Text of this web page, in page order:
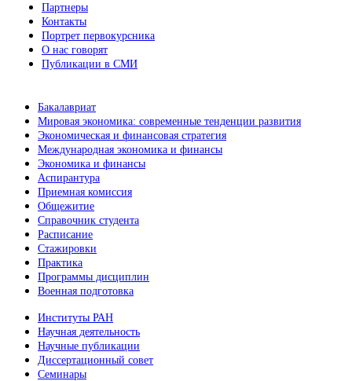
Партнеры
Контакты
Портрет первокурсника
О нас говорят
Публикации в СМИ
Бакалавриат
Мировая экономика: современные тенденции развития
Экономическая и финансовая стратегия
Международная экономика и финансы
Экономика и финансы
Аспирантура
Приемная комиссия
Общежитие
Справочник студента
Расписание
Стажировки
Практика
Программы дисциплин
Военная подготовка
Институты РАН
Научная деятельность
Научные публикации
Диссертационный совет
Семинары